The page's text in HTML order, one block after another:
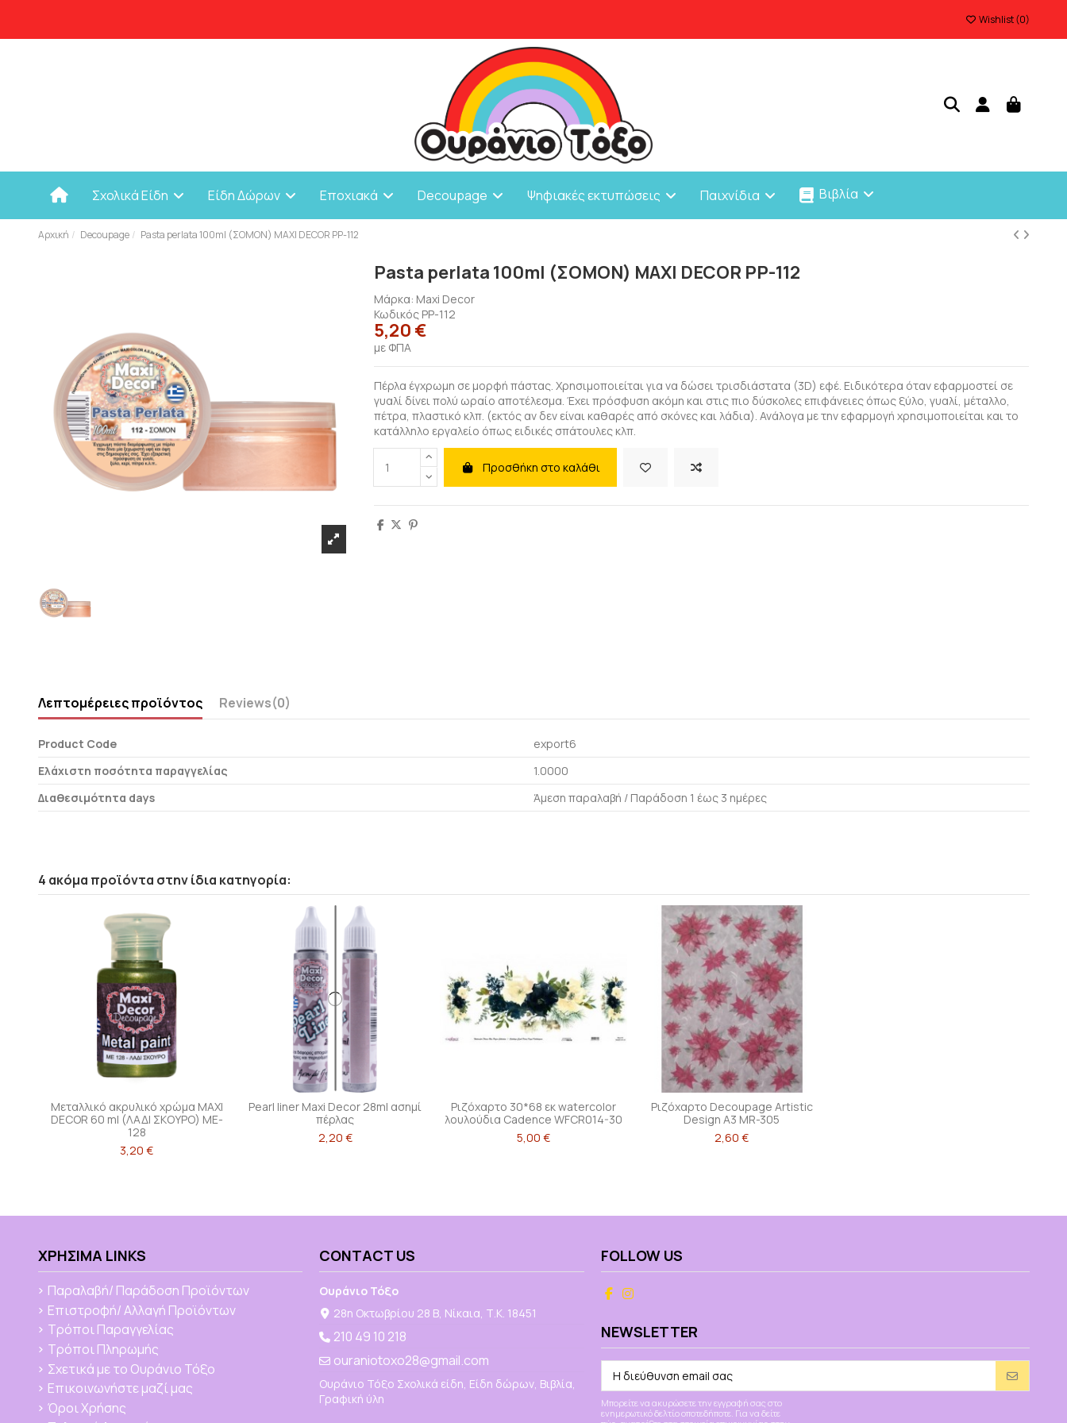
Wishlist (0)
Σχολικά Είδη Είδη Δώρων Εποχιακά Decoupage Ψηφιακές εκτυπώσεις Παιχνίδια Βιβλία
Αρχική Decoupage Pasta perlata 100ml (ΣΟΜΟΝ) MAXI DECOR PP-112
Pasta perlata 100ml (ΣΟΜΟΝ) MAXI DECOR PP-112
Μάρκα: Maxi Decor
Κωδικός PP-112
5,20 €
με ΦΠΑ
Πέρλα έγχρωμη σε μορφή πάστας. Χρησιμοποιείται για να δώσει τρισδιάστατα (3D) εφέ. Ειδικότερα όταν εφαρμοστεί σε
γυαλί δίνει πολύ ωραίο αποτέλεσμα. Έχει πρόσφυση ακόμη και στις πιο δύσκολες επιφάνειες όπως ξύλο, γυαλί, μέταλλο,
πέτρα, πλαστικό κλπ. (εκτός αν δεν είναι καθαρές από σκόνες και λάδια). Ανάλογα με την εφαρμογή χρησιμοποιείται και το
κατάλληλο εργαλείο όπως ειδικές σπάτουλες κλπ.
Προσθήκη στο καλάθι
Λεπτομέρειες προϊόντος Reviews(0)
Product Code
export6
Ελάχιστη ποσότητα παραγγελίας
1.0000
Διαθεσιμότητα days
Άμεση παραλαβή / Παράδoση 1 έως 3 ημέρες
4 ακόμα προϊόντα στην ίδια κατηγορία:
Μεταλλικό ακρυλικό χρώμα MAXI
DECOR 60 ml (ΛΑΔΙ ΣΚΟΥΡΟ) ME-
128
3,20 €
Pearl liner Maxi Decor 28ml ασημί
πέρλας
2,20 €
Ριζόχαρτο 30*68 εκ watercolor
λουλούδια Cadence WFCR014-30
5,00 €
Ριζόχαρτο Decoupage Artistic
Design A3 MR-305
2,60 €
ΧΡΉΣΙΜΑ LINKS
Παραλαβή/ Παράδοση Προϊόντων
Επιστροφή/ Αλλαγή Προϊόντων
Τρόποι Παραγγελίας
Τρόποι Πληρωμής
Σχετικά με το Ουράνιο Τόξο
Επικοινωνήστε μαζί μας
Όροι Χρήσης
CONTACT US
Ουράνιο Τόξο
28η Οκτωβρίου 28 Β, Νίκαια, Τ.Κ. 18451
210 49 10 218
ouraniotoxo28@gmail.com
Ουράνιο Τόξο Σχολικά είδη, Είδη δώρων, Βιβλία,
Γραφική ύλη
FOLLOW US
NEWSLETTER
Μπορείτε να ακυρώσετε την εγγραφή σας στο
ενημερωτικό δελτίο οποτεδήποτε. Για να δείτε